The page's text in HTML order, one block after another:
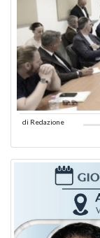
di Redazione